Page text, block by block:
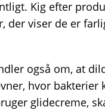
Kig efter
der viser de er
også om, at
hvor bakterier
glidecreme,